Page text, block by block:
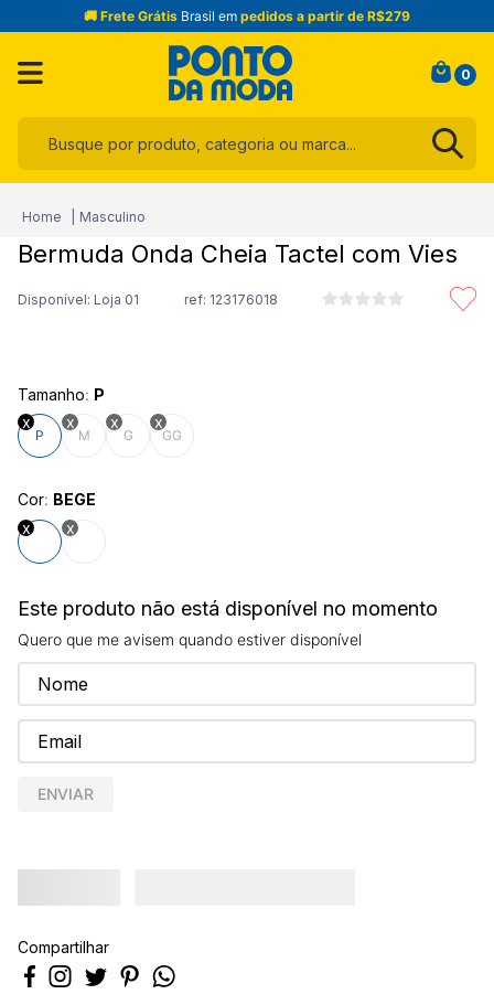
🚚 Frete Grátis Brasil em pedidos a partir de R$279
0
Masculino
Bermuda Onda Cheia Tactel com Vies
Disponível: Loja 01 ref: 123176018
Cor: BEGE
Tamanho: P
G GG
M
P
Este produto não está disponível no momento
Quero que me avisem quando estiver disponível
ENVIAR
Compartilhar
2 º blusa
3º jogo cama